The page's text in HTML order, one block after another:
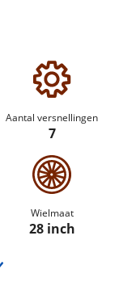
Aantal versnellingen
7
Wielmaat
28 inch